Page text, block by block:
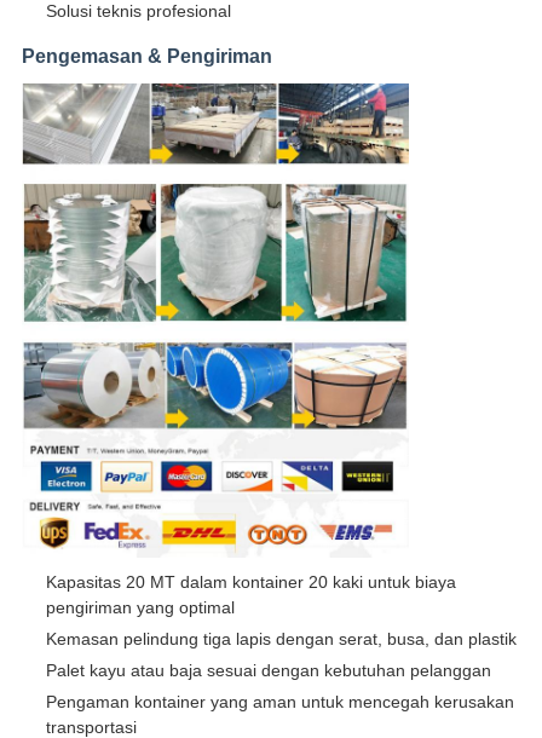
Solusi teknis profesional
Pengemasan & Pengiriman
Kapasitas 20 MT dalam kontainer 20 kaki untuk biaya
pengiriman yang optimal
Kemasan pelindung tiga lapis dengan serat, busa, dan plastik
Palet kayu atau baja sesuai dengan kebutuhan pelanggan
Pengaman kontainer yang aman untuk mencegah kerusakan
transportasi